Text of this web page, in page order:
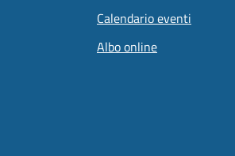
Calendario eventi
Albo online